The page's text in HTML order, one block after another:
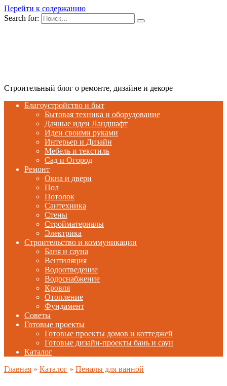
Перейти к содержанию
Search for:
Строительный блог о ремонте, дизайне и декоре
Благоустройство и быт
Бытовая техника и оборудование
Дачные идеи Ландшафт
Идеи своими руками
Интерьер и Дизайн
Мебель и текстиль
Сад и Огород
Ремонт
Окна и двери
Пол
Потолок
Сантехника
Стены
Стройматериалы
Электрика
Строительство и коммуникации
Баня и сауна
Вентиляция
Водоотведение
Водоснабжение
Кровля
Отопление
Фундамент
Советы
Готовые проекты
Готовые проекты домов и коттеджей
Готовые дизайн-проекты бань и саун
Каталог
Главная » Каталог » Пеналы для ванной